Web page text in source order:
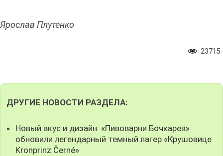
Ярослав Плутенко
23715
ДРУГИЕ НОВОСТИ РАЗДЕЛА:
Новый вкус и дизайн: «Пивоварни Бочкарев»
обновили легендарный темный лагер «Крушовице
Kronprinz Černé»